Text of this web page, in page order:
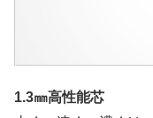
1.3㎜高性能芯